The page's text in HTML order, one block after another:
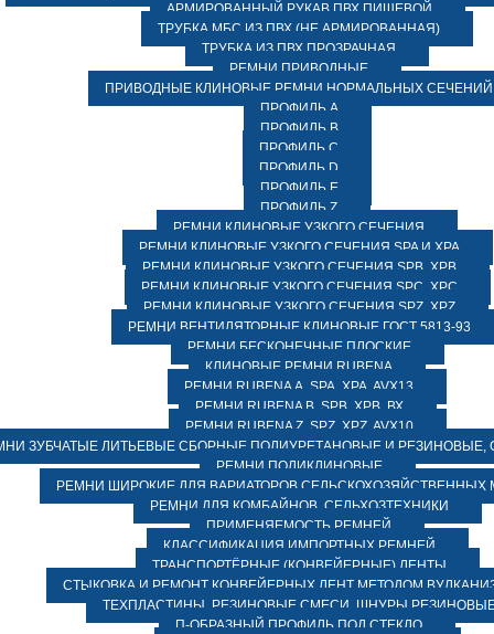
АРМИРОВАННЫЙ РУКАВ ПВХ ПИЩЕВОЙ
ТРУБКА МБС ИЗ ПВХ (НЕ АРМИРОВАННАЯ)
ТРУБКА ИЗ ПВХ ПРОЗРАЧНАЯ
РЕМНИ ПРИВОДНЫЕ
ПРИВОДНЫЕ КЛИНОВЫЕ РЕМНИ НОРМАЛЬНЫХ СЕЧЕНИЙ
ПРОФИЛЬ A
ПРОФИЛЬ B
ПРОФИЛЬ C
ПРОФИЛЬ D
ПРОФИЛЬ E
ПРОФИЛЬ Z
РЕМНИ КЛИНОВЫЕ УЗКОГО СЕЧЕНИЯ
РЕМНИ КЛИНОВЫЕ УЗКОГО СЕЧЕНИЯ SPA И XPA
РЕМНИ КЛИНОВЫЕ УЗКОГО СЕЧЕНИЯ SPB, XPB
РЕМНИ КЛИНОВЫЕ УЗКОГО СЕЧЕНИЯ SPC, XPC
РЕМНИ КЛИНОВЫЕ УЗКОГО СЕЧЕНИЯ SPZ, XPZ
РЕМНИ ВЕНТИЛЯТОРНЫЕ КЛИНОВЫЕ ГОСТ 5813-93
РЕМНИ БЕСКОНЕЧНЫЕ ПЛОСКИЕ
КЛИНОВЫЕ РЕМНИ RUBENA
РЕМНИ RUBENA А, SPA, XPA, AVX13
РЕМНИ RUBENA В, SPВ, ХPВ, ВХ
РЕМНИ RUBENA Z, SPZ, XPZ, AVX10
ЗУБЧАТЫЕ ЛИТЬЕВЫЕ СБОРНЫЕ ПОЛИУРЕТАНОВЫЕ И РЕЗИНОВЫЕ,
РЕМНИ ПОЛИКЛИНОВЫЕ
РЕМНИ ШИРОКИЕ ДЛЯ ВАРИАТОРОВ СЕЛЬСКОХОЗЯЙСТВЕННЫХ
РЕМНИ ДЛЯ КОМБАЙНОВ, СЕЛЬХОЗТЕХНИКИ
ПРИМЕНЯЕМОСТЬ РЕМНЕЙ
КЛАССИФИКАЦИЯ ИМПОРТНЫХ РЕМНЕЙ
ТРАНСПОРТЁРНЫЕ (КОНВЕЙЕРНЫЕ) ЛЕНТЫ
СТЫКОВКА И РЕМОНТ КОНВЕЙЕРНЫХ ЛЕНТ МЕТОДОМ
ТЕХПЛАСТИНЫ, РЕЗИНОВЫЕ СМЕСИ, ШНУРЫ
П-ОБРАЗНЫЙ ПРОФИЛЬ ПОД СТЕКЛО